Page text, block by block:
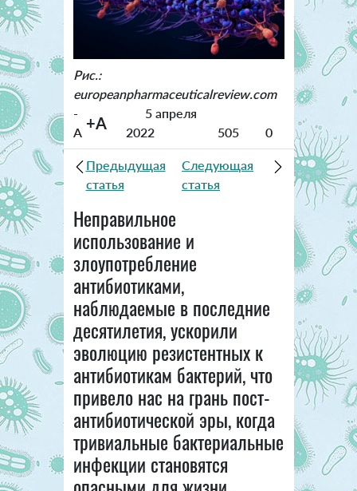
Рис.:
europeanpharmaceuticalreview.com
-
A +A
5 апреля
2022
505 0
Предыдущая
статья
Следующая
статья
Неправильное
использование и
злоупотребление
антибиотиками,
наблюдаемые в последние
десятилетия, ускорили
эволюцию резистентных к
антибиотикам бактерий, что
привело нас на грань пост-
антибиотической эры, когда
тривиальные бактериальные
инфекции становятся